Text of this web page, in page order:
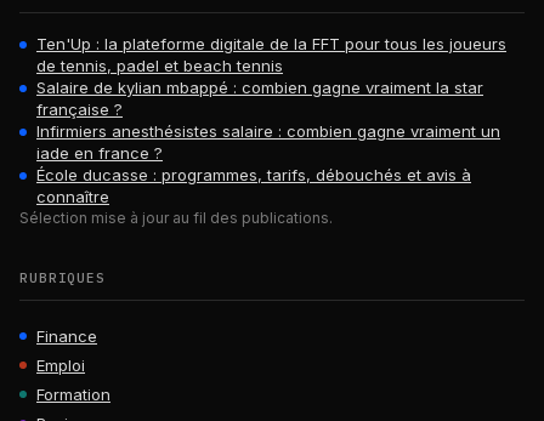
Ten'Up : la plateforme digitale de la FFT pour tous les joueurs
de tennis, padel et beach tennis
Salaire de kylian mbappé : combien gagne vraiment la star
française ?
Infirmiers anesthésistes salaire : combien gagne vraiment un
iade en france ?
École ducasse : programmes, tarifs, débouchés et avis à
connaître
Sélection mise à jour au fil des publications.
RUBRIQUES
Finance
Emploi
Formation